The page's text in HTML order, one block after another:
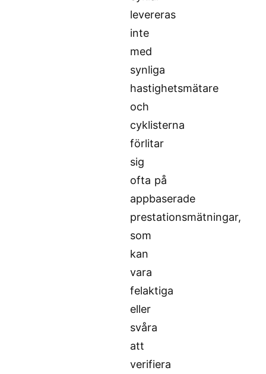
levereras
inte
med
synliga
hastighetsmätare
och
cyklisterna
förlitar
sig
ofta på
appbaserade
prestationsmätningar,
som
kan
vara
felaktiga
eller
svåra
att
verifiera